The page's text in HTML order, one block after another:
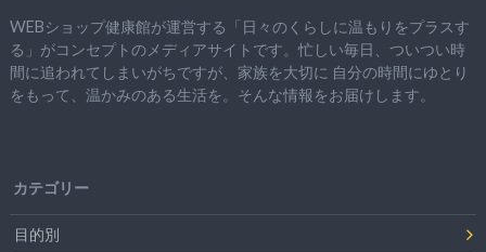
WEBショップ健康館が運営する「日々のくらしに温もりをプラスす
る」がコンセプトのメディアサイトです。忙しい毎日、ついつい時
間に追われてしまいがちですが、 家族を大切に 自分の時間にゆとり
をもって、 温かみのある生活を。そんな情報をお届けします。
カテゴリー
目的別